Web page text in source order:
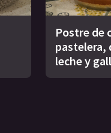
Postre de
pastelera,
leche y